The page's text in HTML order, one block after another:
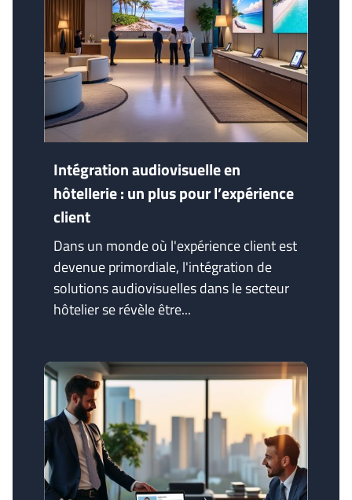
Intégration audiovisuelle en
hôtellerie : un plus pour l’expérience
client
Dans un monde où l'expérience client est
devenue primordiale, l'intégration de
solutions audiovisuelles dans le secteur
hôtelier se révèle être...